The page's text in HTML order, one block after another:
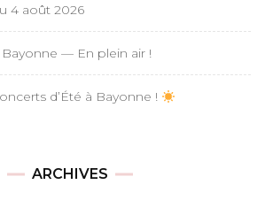
4 août 2026
Bayonne — En plein air !
d’Été à Bayonne !
ARCHIVES